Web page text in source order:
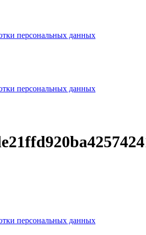
персональных данных
персональных данных
персональных данных